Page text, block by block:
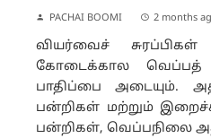
PACHAI BOOMI 2 months
வியர்வைச்
கோடைக்கால வெப்பத்
பாதிப்பை அடையும்.
பன்றிகள் மற்றும்
பன்றிகள், வெப்பநிலை